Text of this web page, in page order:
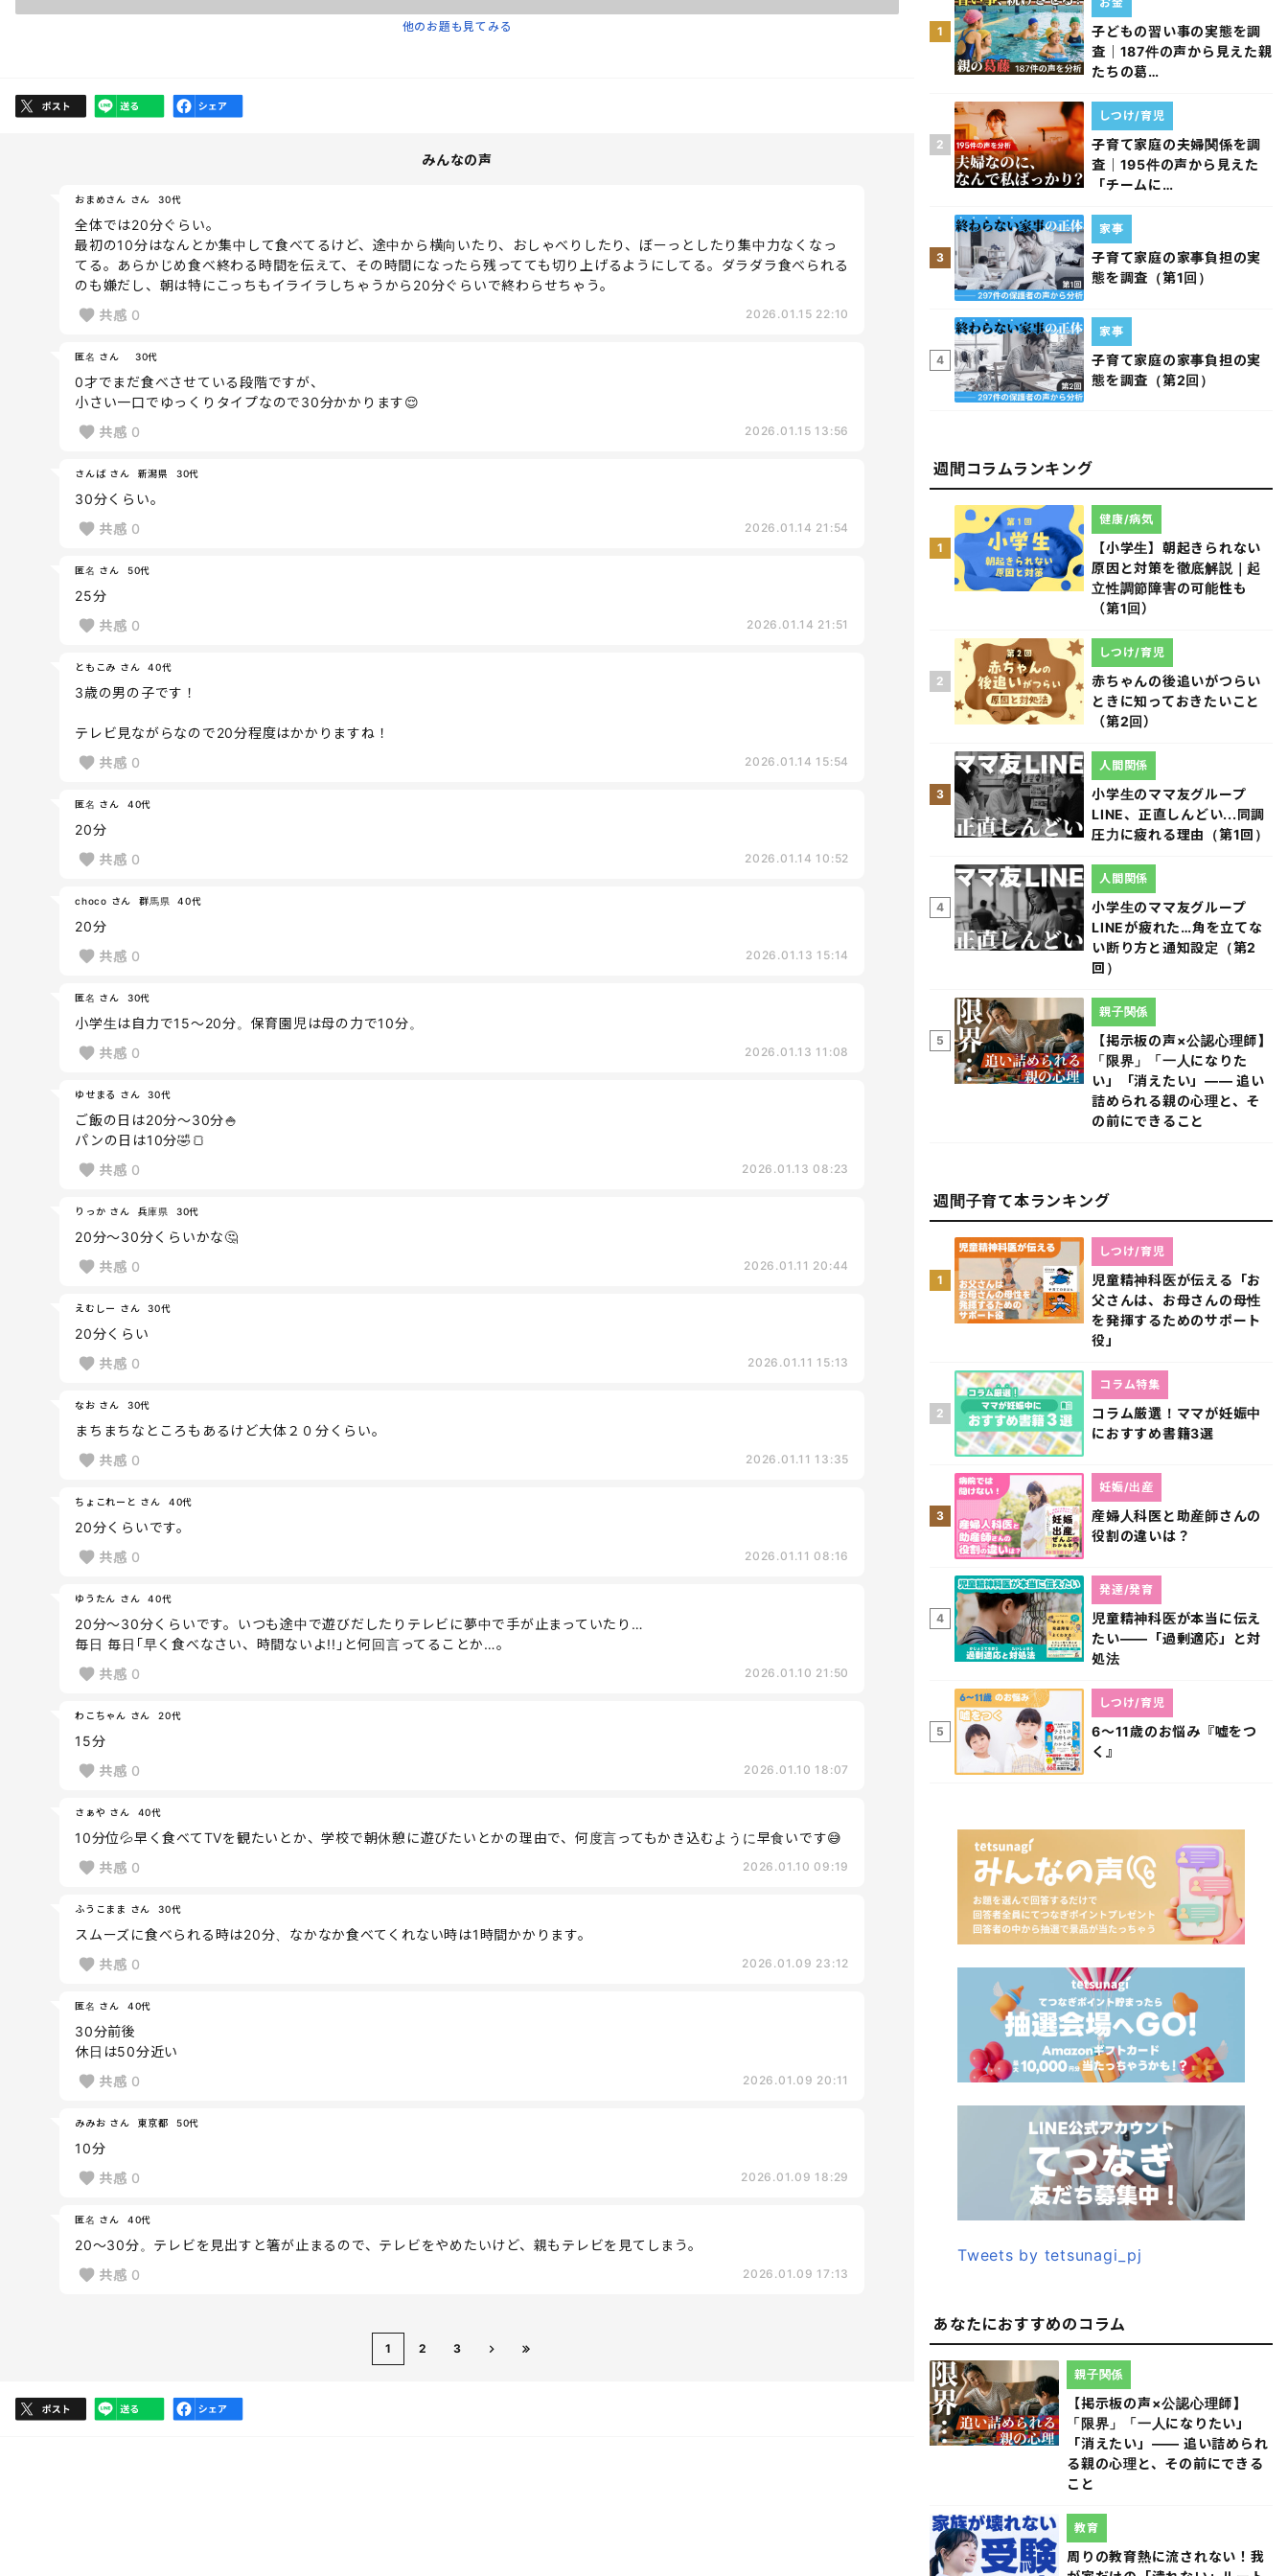
他のお題も見てみる
みんなの声
おまめさん さん 30代
全体では20分ぐらい。
最初の10分はなんとか集中して食べてるけど、途中から横向いたり、おしゃべりしたり、ぼーっとしたり集中力なくなっ
てる。あらかじめ食べ終わる時間を伝えて、その時間になったら残ってても切り上げるようにしてる。ダラダラ食べられる
のも嫌だし、朝は特にこっちもイライラしちゃうから20分ぐらいで終わらせちゃう。
共感 0 2026.01.15 22:10
匿名 さん 30代
0才でまだ食べさせている段階ですが、
小さい一口でゆっくりタイプなので30分かかります😌
共感 0 2026.01.15 13:56
さんば さん 新潟県 30代
30分くらい。
共感 0 2026.01.14 21:54
匿名 さん 50代
25分
共感 0 2026.01.14 21:51
ともこみ さん 40代
3歳の男の子です！
テレビ見ながらなので20分程度はかかりますね！
共感 0 2026.01.14 15:54
匿名 さん 40代
20分
共感 0 2026.01.14 10:52
choco さん 群馬県 40代
20分
共感 0 2026.01.13 15:14
匿名 さん 30代
小学生は自力で15～20分。保育園児は母の力で10分。
共感 0 2026.01.13 11:08
ゆせまる さん 30代
ご飯の日は20分〜30分🍚
パンの日は10分🤣🍞
共感 0 2026.01.13 08:23
りっか さん 兵庫県 30代
20分〜30分くらいかな🤔
共感 0 2026.01.11 20:44
えむしー さん 30代
20分くらい
共感 0 2026.01.11 15:13
なお さん 30代
まちまちなところもあるけど大体２０分くらい。
共感 0 2026.01.11 13:35
ちょこれーと さん 40代
20分くらいです。
共感 0 2026.01.11 08:16
ゆうたん さん 40代
20分～30分くらいです。いつも途中で遊びだしたりテレビに夢中で手が止まっていたり…
毎日 毎日｢早く食べなさい、時間ないよ!!｣と何回言ってることか…。
共感 0 2026.01.10 21:50
わこちゃん さん 20代
15分
共感 0 2026.01.10 18:07
さぁや さん 40代
10分位💦早く食べてTVを観たいとか、学校で朝休憩に遊びたいとかの理由で、何度言ってもかき込むように早食いです😅
共感 0 2026.01.10 09:19
ふうこまま さん 30代
スムーズに食べられる時は20分、なかなか食べてくれない時は1時間かかります。
共感 0 2026.01.09 23:12
匿名 さん 40代
30分前後
休日は50分近い
共感 0 2026.01.09 20:11
みみお さん 東京都 50代
10分
共感 0 2026.01.09 18:29
匿名 さん 40代
20〜30分。テレビを見出すと箸が止まるので、テレビをやめたいけど、親もテレビを見てしまう。
共感 0 2026.01.09 17:13
1 2 3
1
子どもの習い事の実態を調
査｜187件の声から見えた親
たちの葛…
2
子育て家庭の夫婦関係を調
査｜195件の声から見えた
「チームに…
しつけ/育児
3
子育て家庭の家事負担の実
態を調査（第1回）
家事
4
子育て家庭の家事負担の実
態を調査（第2回）
家事
週間コラムランキング
1
【小学生】朝起きられない
原因と対策を徹底解説｜起
立性調節障害の可能性も
（第1回）
健康/病気
2
赤ちゃんの後追いがつらい
ときに知っておきたいこと
（第2回）
しつけ/育児
3
小学生のママ友グループ
LINE、正直しんどい...同調
圧力に疲れる理由（第1回）
人間関係
4
小学生のママ友グループ
LINEが疲れた…角を立てな
い断り方と通知設定（第2
回）
人間関係
5
【掲示板の声×公認心理師】
「限界」「一人になりた
い」「消えたい」―― 追い
詰められる親の心理と、そ
の前にできること
親子関係
週間子育て本ランキング
1
児童精神科医が伝える「お
父さんは、お母さんの母性
を発揮するためのサポート
役」
しつけ/育児
2
コラム厳選！ママが妊娠中
におすすめ書籍3選
コラム特集
3
産婦人科医と助産師さんの
役割の違いは？
妊娠/出産
4
児童精神科医が本当に伝え
たい――「過剰適応」と対
処法
発達/発育
5
6～11歳のお悩み『嘘をつ
く』
しつけ/育児
Tweets by tetsunagi_pj
あなたにおすすめのコラム
【掲示板の声×公認心理師】
「限界」「一人になりたい」
「消えたい」―― 追い詰められ
る親の心理と、その前にできる
こと
親子関係
周りの教育熱に流されない！我
教育